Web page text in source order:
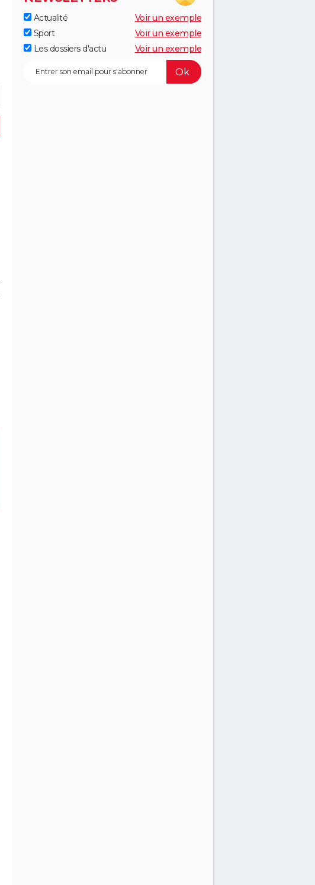
Actualité
Voir un exemple
Sport
Voir un exemple
Les dossiers d'actu
Voir un exemple